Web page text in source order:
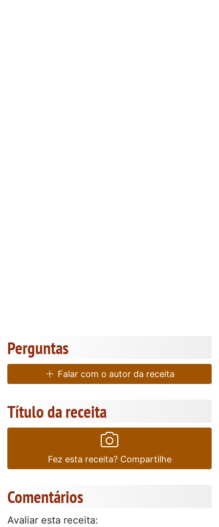
Perguntas
Falar com o autor da receita
Título da receita
Fez esta receita? Compartilhe
Comentários
Avaliar esta receita: